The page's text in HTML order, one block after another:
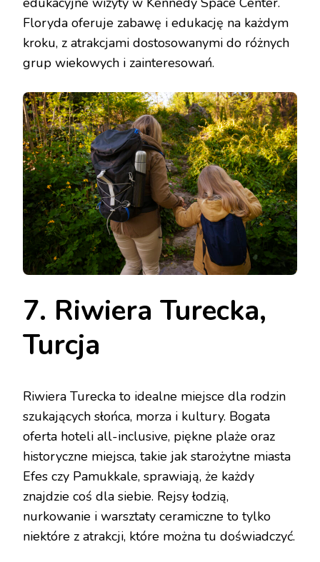
Floryda oferuje zabawę i edukację na każdym
kroku, z atrakcjami dostosowanymi do różnych
grup wiekowych i zainteresowań.
7. Riwiera Turecka,
Turcja
Riwiera Turecka to idealne miejsce dla rodzin
szukających słońca, morza i kultury. Bogata
oferta hoteli all-inclusive, piękne plaże oraz
historyczne miejsca, takie jak starożytne miasta
Efes czy Pamukkale, sprawiają, że każdy
znajdzie coś dla siebie. Rejsy łodzią,
nurkowanie i warsztaty ceramiczne to tylko
niektóre z atrakcji, które można tu doświadczyć.